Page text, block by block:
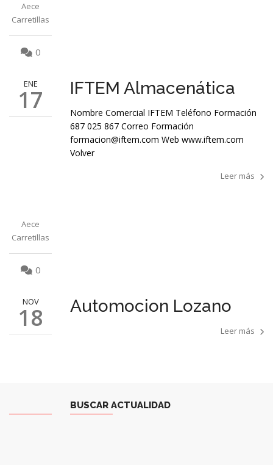
Aece
Carretillas
0
ENE
17
Aece
Carretillas
0
IFTEM Almacenática
Nombre Comercial IFTEM Teléfono Formación
687 025 867 Correo Formación
formacion@iftem.com Web www.iftem.com
Volver
Leer más
NOV
18 Automocion Lozano
Leer más
BUSCAR ACTUALIDAD